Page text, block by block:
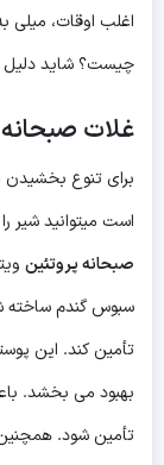
اغلب اوقات، میلی
چیست؟ شاید دلیل
غلات صبحانه
برای تنوع بخشیدن
است میتوانید شیر
صبحانه پروتئین
تأمین کند. این
بهبود می بخشد.
تأمین شود.